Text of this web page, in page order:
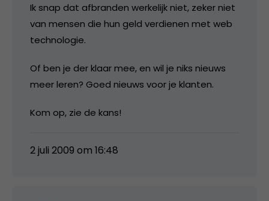
Ik snap dat afbranden werkelijk niet, zeker niet
van mensen die hun geld verdienen met web
technologie.
Of ben je der klaar mee, en wil je niks nieuws
meer leren? Goed nieuws voor je klanten.
Kom op, zie de kans!
2 juli 2009 om 16:48